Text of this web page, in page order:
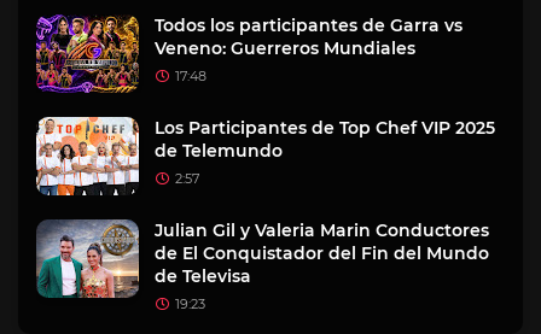
Todos los participantes de Garra vs
Veneno: Guerreros Mundiales
17:48
Los Participantes de Top Chef VIP 2025
de Telemundo
2:57
Julian Gil y Valeria Marin Conductores
de El Conquistador del Fin del Mundo
de Televisa
19:23